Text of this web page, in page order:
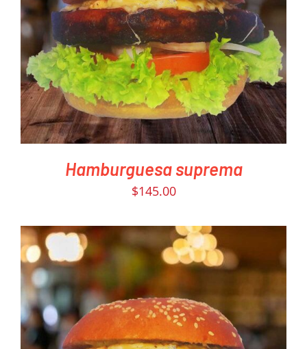
PEDIR AHORA
/
DETAILS
Hamburguesa suprema
$145.00